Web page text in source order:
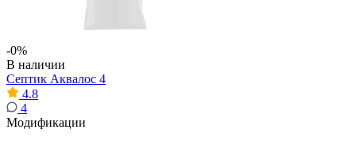
-0%
В наличии
Септик Аквалос 4
4.8
4
Модификации